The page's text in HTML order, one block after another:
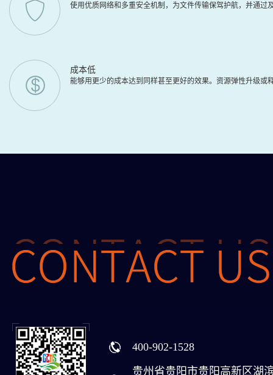
使用优质网络和多重安全机制，为文件传输保驾护航，并通
成本低
能够用更少的成本达到同样甚至更好的效果。资源弹性升级或
400-902-1528
贵州省贵阳市贵阳高新区湖